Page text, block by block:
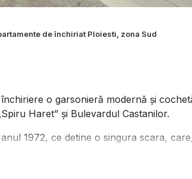
de închiriat Ploiesti, zona Sud
o garsonieră modernă și
Haret” și Bulevardul Castanilor.
1972, ce detine o singura scara,
vedere în partea din spate, fiind